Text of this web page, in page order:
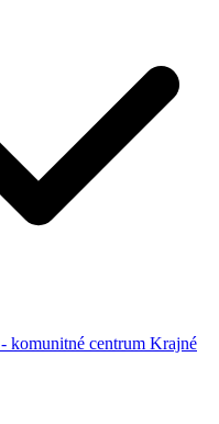
komunitné centrum Krajné